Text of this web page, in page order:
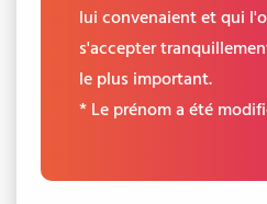
lui convenaient et qui
s'accepter
le plus important.
* Le prénom a été